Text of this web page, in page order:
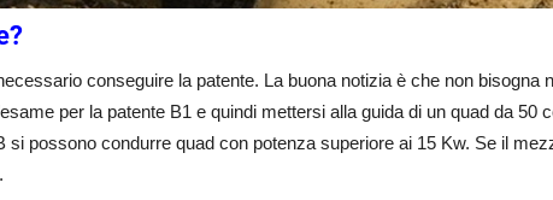
conseguire la patente. La buona notizia è che non bisogna
per la patente B1 e quindi mettersi alla guida di un quad da 50
si possono condurre quad con potenza superiore ai 15 Kw. Se il